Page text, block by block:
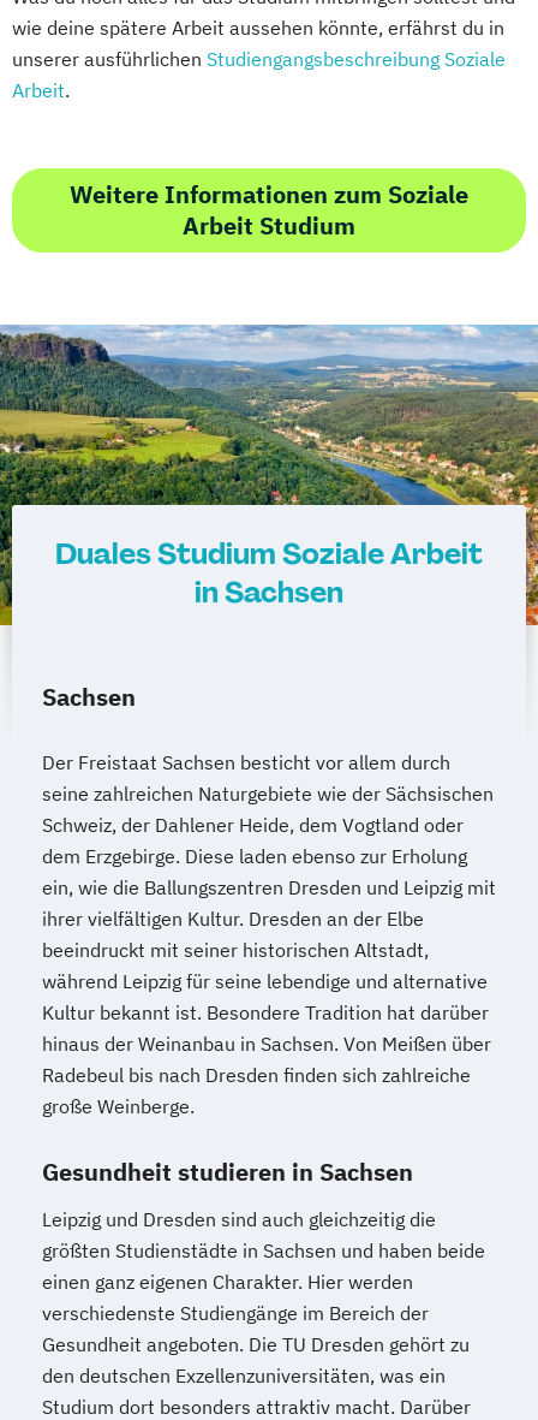
wie deine spätere Arbeit aussehen könnte, erfährst du in
unserer ausführlichen Studiengangsbeschreibung Soziale
Arbeit.
Weitere Informationen zum Soziale
Arbeit Studium
Duales Studium Soziale Arbeit
in Sachsen
Sachsen
Der Freistaat Sachsen besticht vor allem durch
seine zahlreichen Naturgebiete wie der Sächsischen
Schweiz, der Dahlener Heide, dem Vogtland oder
dem Erzgebirge. Diese laden ebenso zur Erholung
ein, wie die Ballungszentren Dresden und Leipzig mit
ihrer vielfältigen Kultur. Dresden an der Elbe
beeindruckt mit seiner historischen Altstadt,
während Leipzig für seine lebendige und alternative
Kultur bekannt ist. Besondere Tradition hat darüber
hinaus der Weinanbau in Sachsen. Von Meißen über
Radebeul bis nach Dresden finden sich zahlreiche
große Weinberge.
Gesundheit studieren in Sachsen
Leipzig und Dresden sind auch gleichzeitig die
größten Studienstädte in Sachsen und haben beide
einen ganz eigenen Charakter. Hier werden
verschiedenste Studiengänge im Bereich der
Gesundheit angeboten. Die TU Dresden gehört zu
den deutschen Exzellenzuniversitäten, was ein
Studium dort besonders attraktiv macht. Darüber